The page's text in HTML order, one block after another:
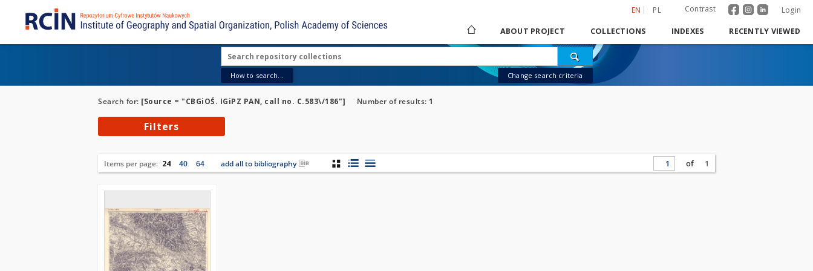
EN PL Contrast Login
ABOUT PROJECT COLLECTIONS INDEXES RECENTLY VIEWED
How to search... Change search criteria
Search for: [Source = "CBGiOŚ. IGiPZ PAN, call no. C.583\/186"] Number of results: 1
Filters
Items per page: 24 40 64 add all to bibliography of 1